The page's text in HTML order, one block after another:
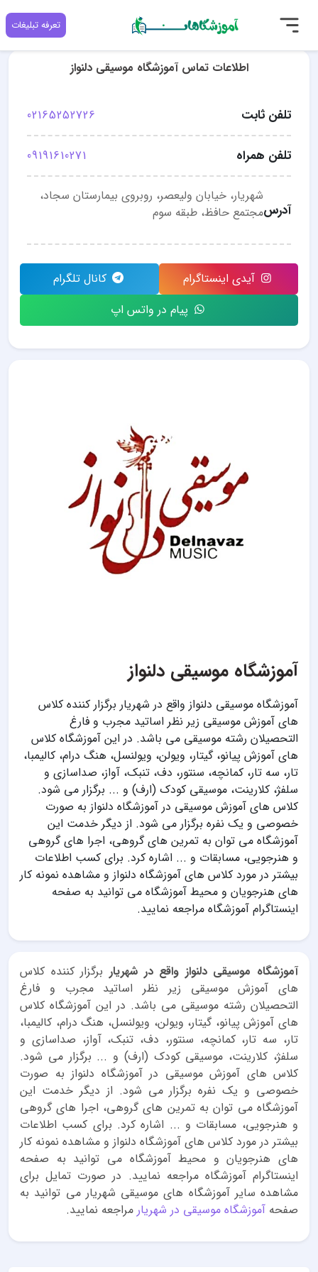
تعرفه تبلیغات
آموزشگاه موسیقی دلنواز
آموزشگاه موسیقی دلنواز واقع در شهریار برگزار کننده کلاس
های آموزش موسیقی زیر نظر اساتید مجرب و فارغ
التحصیلان رشته موسیقی می باشد. در این آموزشگاه کلاس
های آموزش پیانو، گیتار، ویولن، ویولنسل، هنگ درام، کالیمبا،
تار، سه تار، کمانچه، سنتور، دف، تنبک، آواز، صداسازی و
سلفژ، کلارینت، موسیقی کودک (ارف) و ... برگزار می شود.
کلاس های آموزش موسیقی در آموزشگاه دلنواز به صورت
خصوصی و یک نفره برگزار می شود. از دیگر خدمت این
آموزشگاه می توان به تمرین های گروهی، اجرا های گروهی
و هنرجویی، مسابقات و ... اشاره کرد. برای کسب اطلاعات
بیشتر در مورد کلاس های آموزشگاه دلنواز و مشاهده نمونه کار
های هنرجویان و محیط آموزشگاه می توانید به صفحه
اینستاگرام آموزشگاه مراجعه نمایید.
آموزشگاه موسیقی دلنواز واقع در شهریار برگزار کننده کلاس
های آموزش موسیقی زیر نظر اساتید مجرب و فارغ
التحصیلان رشته موسیقی می باشد. در این آموزشگاه کلاس
های آموزش پیانو، گیتار، ویولن، ویولنسل، هنگ درام، کالیمبا،
تار، سه تار، کمانچه، سنتور، دف، تنبک، آواز، صداسازی و
سلفژ، کلارینت، موسیقی کودک (ارف) و ... برگزار می شود.
کلاس های آموزش موسیقی در آموزشگاه دلنواز به صورت
خصوصی و یک نفره برگزار می شود. از دیگر خدمت این
آموزشگاه می توان به تمرین های گروهی، اجرا های گروهی
و هنرجویی، مسابقات و ... اشاره کرد. برای کسب اطلاعات
بیشتر در مورد کلاس های آموزشگاه دلنواز و مشاهده نمونه کار
های هنرجویان و محیط آموزشگاه می توانید به صفحه
اینستاگرام آموزشگاه مراجعه نمایید. در صورت تمایل برای
مشاهده سایر آموزشگاه های موسیقی شهریار می توانید به
صفحه آموزشگاه موسیقی در شهریار مراجعه نمایید.
اطلاعات تماس آموزشگاه موسیقی دلنواز
تلفن ثابت 02165252726
تلفن همراه 09191610271
آدرس
شهریار، خیابان ولیعصر، روبروی بیمارستان سجاد،
مجتمع حافظ، طبقه سوم
آیدی اینستاگرام
کانال تلگرام
پیام در واتس اپ